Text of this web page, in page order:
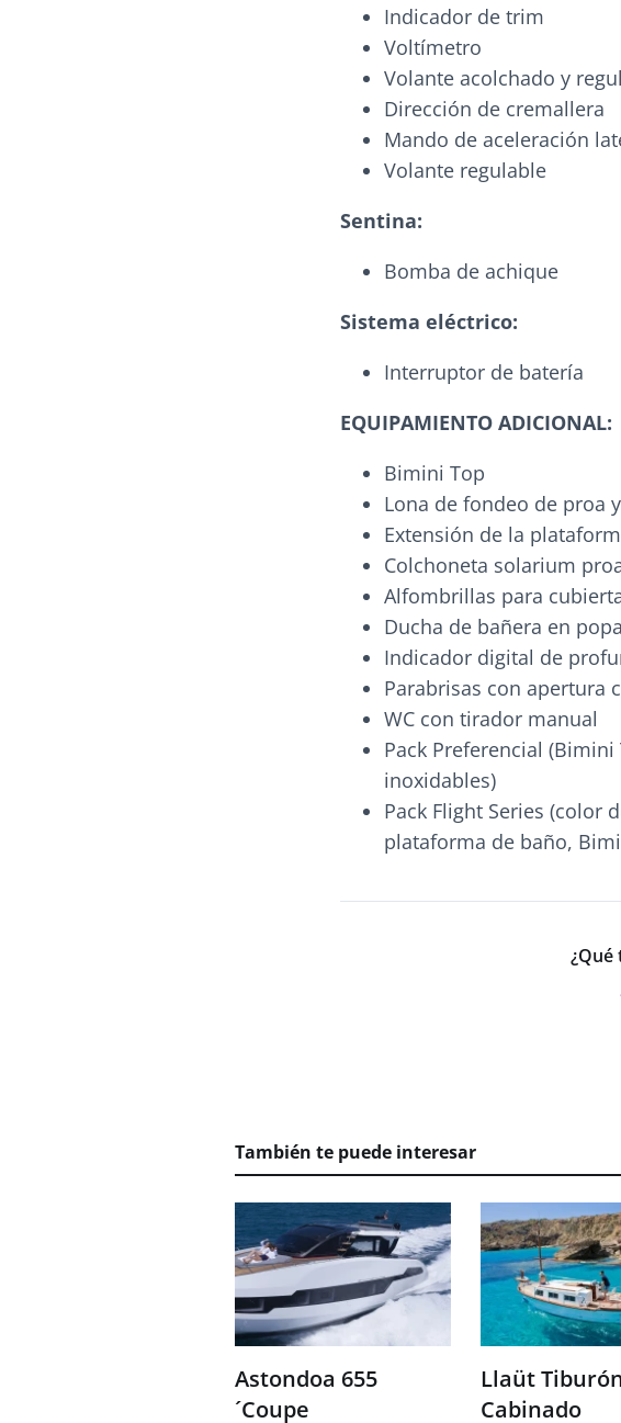
Indicador de trim
Voltímetro
Volante acolchado y
Dirección de cremallera
Mando de aceleración
Volante regulable
Sentina:
Bomba de achique
Sistema eléctrico:
Interruptor de batería
EQUIPAMIENTO ADICIONAL:
Bimini Top
Lona de fondeo de proa
Extensión de la
Colchoneta solarium
Alfombrillas para
Ducha de bañera en popa
Indicador digital de
Parabrisas con apertura
WC con tirador manual
Pack Preferencial
inoxidables)
Pack Flight Series (color
plataforma de baño,
¿Qué
También te puede interesar
Astondoa 655
´Coupe
Llaüt
Cabinado